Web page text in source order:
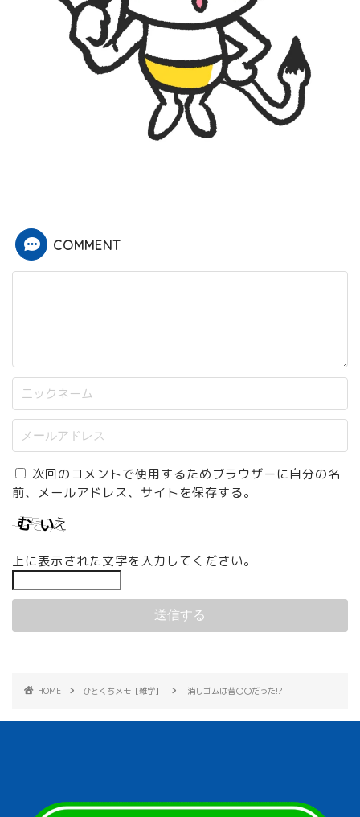
COMMENT
次回のコメントで使用するためブラウザーに自分の名
前、メールアドレス、サイトを保存する。
上に表示された文字を入力してください。
HOME ひとくちメモ【雑学】 消しゴムは昔〇〇だった!?